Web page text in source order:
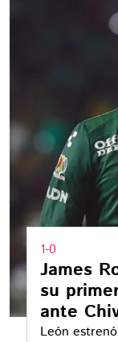
1-0
James
su
ante
León